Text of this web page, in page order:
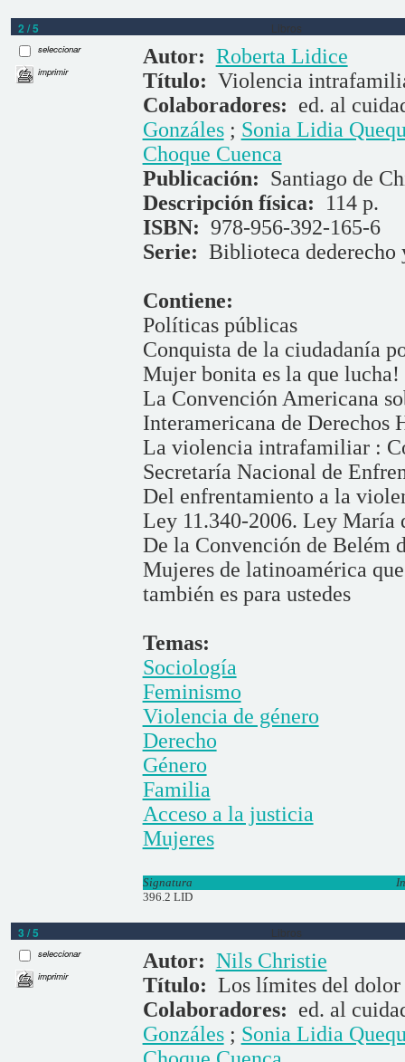
2 / 5 Libros
seleccionar
imprimir
Autor: Roberta Lidice
Título: Violencia
Colaboradores: ed. al
Gonzáles; Sonia Lidia
Choque Cuenca
Publicación: Santiago de
Descripción física: 114 p.
ISBN: 978-956-392-165-6
Serie: Biblioteca dederecho
Contiene:
Políticas públicas
Conquista de la ciudadanía
Mujer bonita es la que lucha!
La Convención Americana
Interamericana de Derechos
La violencia intrafamiliar :
Secretaría Nacional de
Del enfrentamiento a la
Ley 11.340-2006. Ley María
De la Convención de Belém
Mujeres de latinoamérica
también es para ustedes
Temas:
Sociología
Feminismo
Violencia de género
Derecho
Género
Familia
Acceso a la justicia
Mujeres
Signatura
396.2 LID
3 / 5 Libros
seleccionar
imprimir
Autor: Nils Christie
Título: Los límites del dolor
Colaboradores: ed. al
Gonzáles; Sonia Lidia